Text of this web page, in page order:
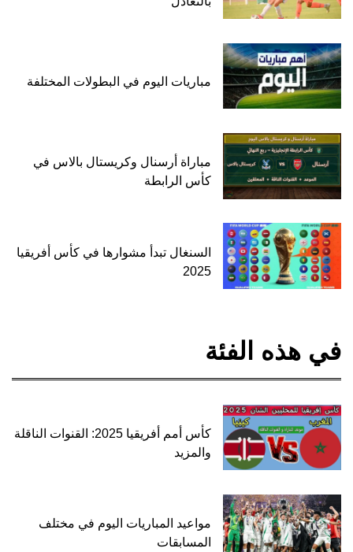
مباريات اليوم في البطولات المختلفة
مباراة أرسنال وكريستال بالاس في
كأس الرابطة
السنغال تبدأ مشوارها في كأس أفريقيا
2025
في هذه الفئة
كأس أمم أفريقيا 2025: القنوات الناقلة
والمزيد
مواعيد المباريات اليوم في مختلف
المسابقات